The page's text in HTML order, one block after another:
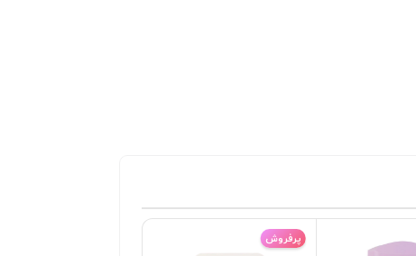
پرفروش